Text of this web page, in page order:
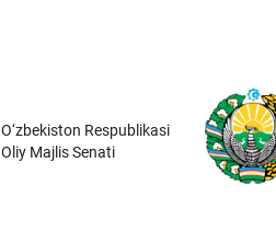
O‘zbekiston Respublikasi
Oliy Majlis Senati